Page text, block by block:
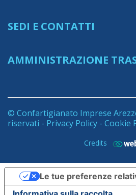
SEDI E CONTATTI
AMMINISTRAZIONE
© Confartigianato Imprese
riservati - Privacy Policy - Cookie
Credits
Le tue preferenze